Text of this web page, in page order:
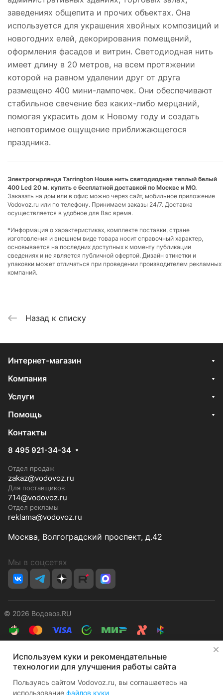
заведениях общепита и прочих объектах. Она
используется для украшения хвойных композиций и
новогодних елей, декорирования помещений,
оформления фасадов и витрин. Светодиодная нить
имеет длину в 20 метров, на всем протяжении
которой на равном удалении друг от друга
размещено 400 мини-лампочек. Они обеспечивают
стабильное свечение без каких-либо мерцаний,
помогая украсить дом к Новому году и создать
неповторимое ощущение приближающегося
праздника.
Электрогирлянда Tarrington House нить светодиодная теплый белый
400 Led 20 м. купить с бесплатной доставкой по Москве и МО.
Заказать на дом или в офис можно через сайт, мобильное приложение
Vodovoz.ru или по телефону. Принимаем заказы 24/7. Доставка
осуществляется в удобное для Вас время.
*Информация о характеристиках, комплекте поставки, стране
изготовления и внешнем виде товара носит справочный характер,
основывается на последних доступных к моменту публикации
сведениях и не является публичной офертой. Дизайн этикетки и
упаковки может отличаться при проведении производителем рекламных
компаний.
Назад к списку
Интернет-магазин
Компания
Услуги
Помощь
Контакты
8 495 921-34-34
Отдел продаж
zakaz@vodovoz.ru
Для поставщиков
714@vodovoz.ru
Отдел рекламы
reklama@vodovoz.ru
Москва, Волгоградский проспект, д.42
Мы в соцсетях
© 2026 Водовоз.RU
Используем куки и рекомендательные
технологии для улучшения работы сайта
Пользуясь сайтом Vodovoz.ru, вы соглашаетесь на
использование файлов куки